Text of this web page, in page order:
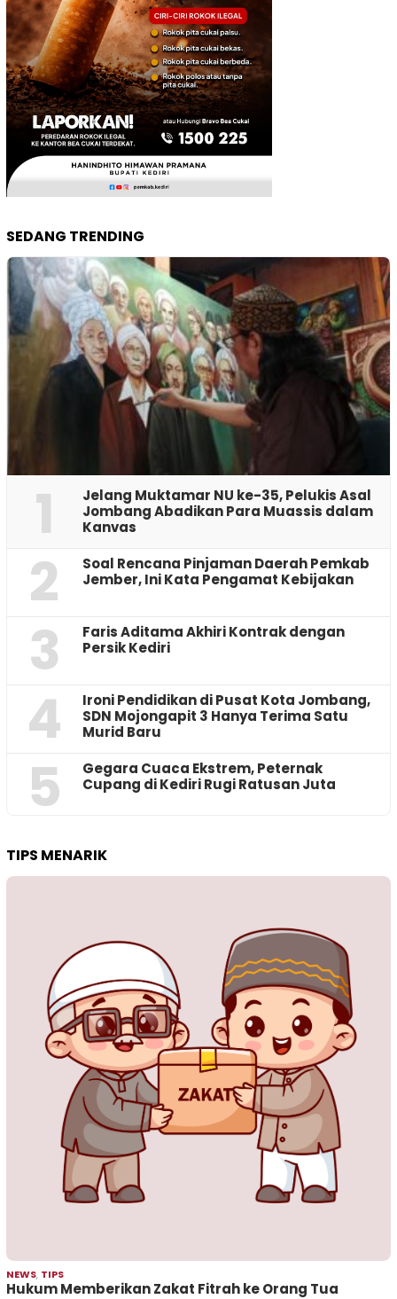
SEDANG TRENDING
1
Jelang Muktamar NU ke-35, Pelukis Asal
Jombang Abadikan Para Muassis dalam
Kanvas
2
‎Soal Rencana Pinjaman Daerah Pemkab
Jember, Ini Kata Pengamat Kebijakan ‎
3
Faris Aditama Akhiri Kontrak dengan
Persik Kediri
4
Ironi Pendidikan di Pusat Kota Jombang,
SDN Mojongapit 3 Hanya Terima Satu
Murid Baru
5
‎Gegara Cuaca Ekstrem, Peternak
Cupang di Kediri Rugi Ratusan Juta
TIPS MENARIK
NEWS, TIPS
Hukum Memberikan Zakat Fitrah ke Orang Tua